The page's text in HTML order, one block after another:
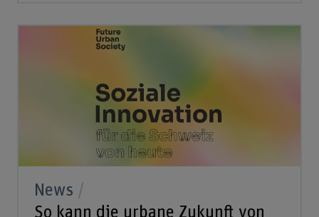
News
So kann die urbane Zukunft von